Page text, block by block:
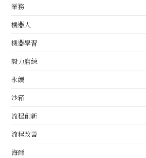
業務
機器人
機器學習
毅力磨練
永續
沙箱
流程創新
流程改善
海爾